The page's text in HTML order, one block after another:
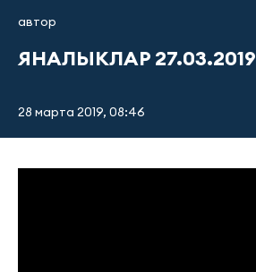
автор
ЯНАЛЫКЛАР 27.03.2019
28 марта 2019, 08:46